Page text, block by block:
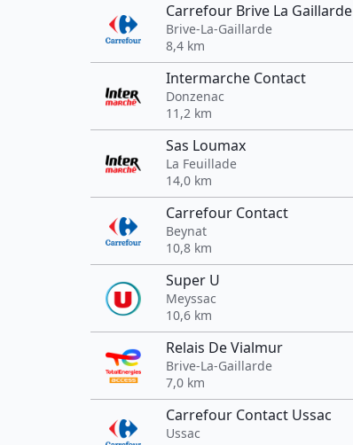
Carrefour Brive La Gaillarde
Brive-La-Gaillarde
8,4 km
Intermarche Contact
Donzenac
11,2 km
Sas Loumax
La Feuillade
14,0 km
Carrefour Contact
Beynat
10,8 km
Super U
Meyssac
10,6 km
Relais De Vialmur
Brive-La-Gaillarde
7,0 km
Carrefour Contact Ussac
Ussac